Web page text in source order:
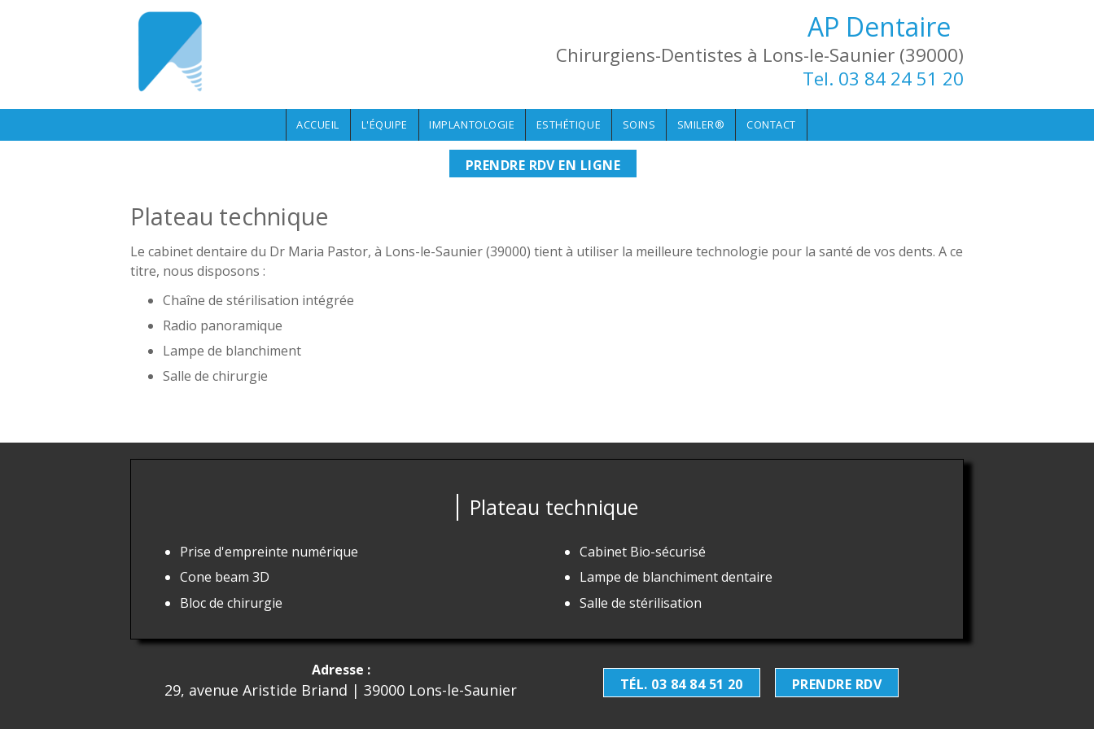
Aller au contenu principal AP Dentaire
Chirurgiens-Dentistes à Lons-le-Saunier (39000)
Tel. 03 84 24 51 20
ACCUEIL L'ÉQUIPE IMPLANTOLOGIE ESTHÉTIQUE SOINS SMILER® CONTACT
PRENDRE RDV EN LIGNE
Plateau technique
Le cabinet dentaire du Dr Maria Pastor, à Lons-le-Saunier (39000) tient à utiliser la meilleure technologie pour la santé de vos dents. A ce
titre, nous disposons :
Chaîne de stérilisation intégrée
Radio panoramique
Lampe de blanchiment
Salle de chirurgie
Plateau technique
Prise d'empreinte numérique
Cone beam 3D
Bloc de chirurgie
Cabinet Bio-sécurisé
Lampe de blanchiment dentaire
Salle de stérilisation
Adresse :
29, avenue Aristide Briand | 39000 Lons-le-Saunier TÉL. 03 84 84 51 20 PRENDRE RDV